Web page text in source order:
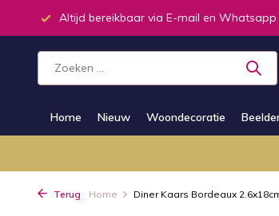
Altijd bereikbaar via E-mail en Whatsapp
Home Nieuw Woondecoratie
Terug Home Diner Kaars Bordeaux